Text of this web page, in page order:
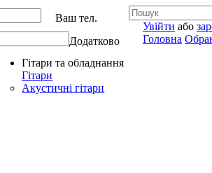
Ваш тел.
Додатково
Увійти або
Головна
Гітари та обладнання
Гітари
Акустичні гітари